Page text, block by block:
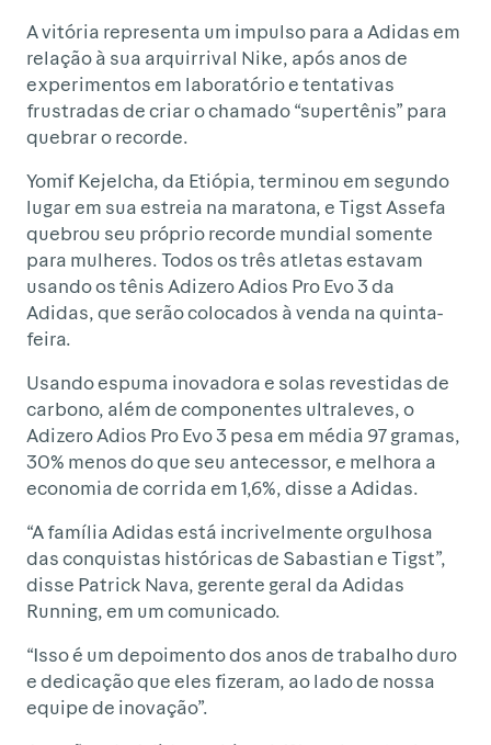
A vitória representa um impulso para a Adidas em
relação à sua arquirrival Nike, após anos de
experimentos em laboratório e tentativas
frustradas de criar o chamado “supertênis” para
quebrar o recorde.
Yomif Kejelcha, da Etiópia, terminou em segundo
lugar em sua estreia na maratona, e Tigst Assefa
quebrou seu próprio recorde mundial somente
para mulheres. Todos os três atletas estavam
usando os tênis Adizero Adios Pro Evo 3 da
Adidas, que serão colocados à venda na quinta-
feira.
Usando espuma inovadora e solas revestidas de
carbono, além de componentes ultraleves, o
Adizero Adios Pro Evo 3 pesa em média 97 gramas,
30% menos do que seu antecessor, e melhora a
economia de corrida em 1,6%, disse a Adidas.
“A família Adidas está incrivelmente orgulhosa
das conquistas históricas de Sabastian e Tigst”,
disse Patrick Nava, gerente geral da Adidas
Running, em um comunicado.
“Isso é um depoimento dos anos de trabalho duro
e dedicação que eles fizeram, ao lado de nossa
equipe de inovação”.